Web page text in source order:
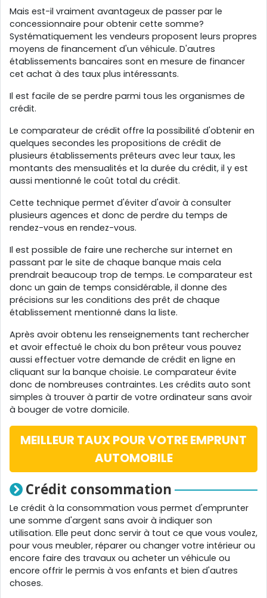
Mais est-il vraiment avantageux de passer par le
concessionnaire pour obtenir cette somme?
Systématiquement les vendeurs proposent leurs propres
moyens de financement d'un véhicule. D'autres
établissements bancaires sont en mesure de financer
cet achat à des taux plus intéressants.
Il est facile de se perdre parmi tous les organismes de
crédit.
Le comparateur de crédit offre la possibilité d'obtenir en
quelques secondes les propositions de crédit de
plusieurs établissements prêteurs avec leur taux, les
montants des mensualités et la durée du crédit, il y est
aussi mentionné le coût total du crédit.
Cette technique permet d'éviter d'avoir à consulter
plusieurs agences et donc de perdre du temps de
rendez-vous en rendez-vous.
Il est possible de faire une recherche sur internet en
passant par le site de chaque banque mais cela
prendrait beaucoup trop de temps. Le comparateur est
donc un gain de temps considérable, il donne des
précisions sur les conditions des prêt de chaque
établissement mentionné dans la liste.
Après avoir obtenu les renseignements tant rechercher
et avoir effectué le choix du bon prêteur vous pouvez
aussi effectuer votre demande de crédit en ligne en
cliquant sur la banque choisie. Le comparateur évite
donc de nombreuses contraintes. Les crédits auto sont
simples à trouver à partir de votre ordinateur sans avoir
à bouger de votre domicile.
MEILLEUR TAUX POUR VOTRE EMPRUNT
AUTOMOBILE
Crédit consommation
Le crédit à la consommation vous permet d'emprunter
une somme d'argent sans avoir à indiquer son
utilisation. Elle peut donc servir à tout ce que vous voulez,
pour vous meubler, réparer ou changer votre intérieur ou
encore faire des travaux ou acheter un véhicule ou
encore offrir le permis à vos enfants et bien d'autres
choses.